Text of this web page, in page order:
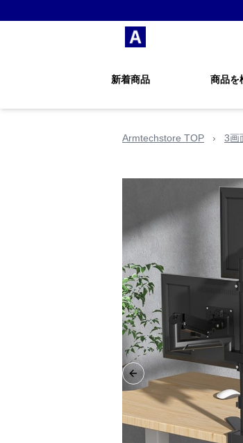
新着商品 商品を
Armtechstore TOP › 3画
Previous slide